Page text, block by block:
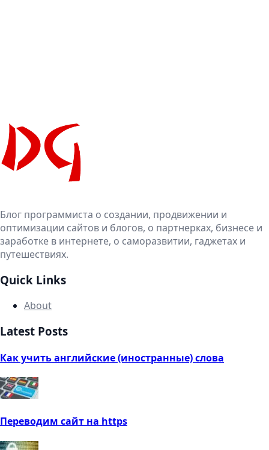
Блог программиста о создании, продвижении и
оптимизации сайтов и блогов, о партнерках, бизнесе и
заработке в интернете, о саморазвитии, гаджетах и
путешествиях.
Quick Links
About
Latest Posts
Как учить английские (иностранные) слова
Переводим сайт на https